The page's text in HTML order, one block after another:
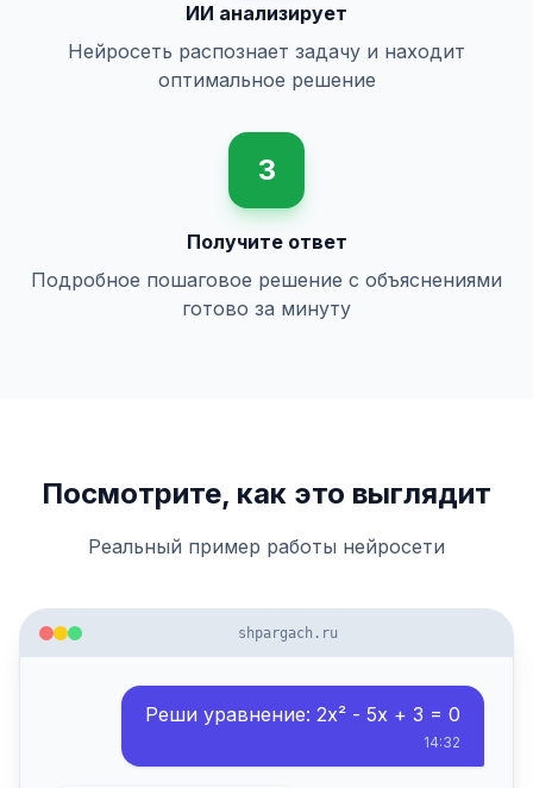
ИИ анализирует
Нейросеть распознает задачу и находит
оптимальное решение
3
Получите ответ
Подробное пошаговое решение с объяснениями
готово за минуту
Посмотрите, как это выглядит
Реальный пример работы нейросети
shpargach.ru
Реши уравнение: 2x² - 5x + 3 = 0
14:32